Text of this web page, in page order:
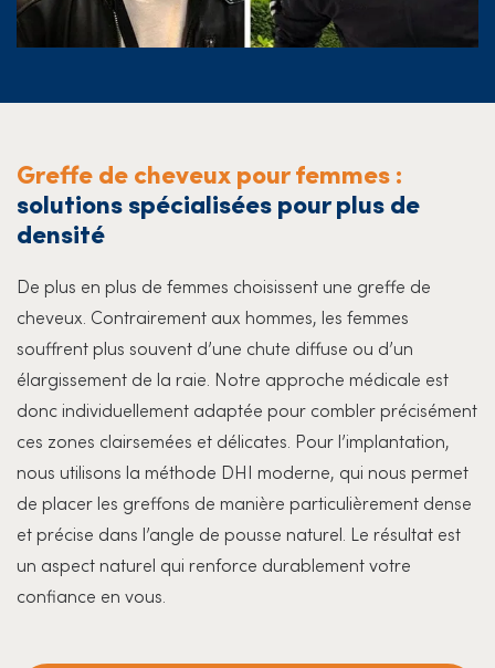
Greffe de cheveux pour femmes :
solutions spécialisées pour plus de
densité
De plus en plus de femmes choisissent une greffe de
cheveux. Contrairement aux hommes, les femmes
souffrent plus souvent d’une chute diffuse ou d’un
élargissement de la raie. Notre approche médicale est
donc individuellement adaptée pour combler précisément
ces zones clairsemées et délicates. Pour l’implantation,
nous utilisons la méthode DHI moderne, qui nous permet
de placer les greffons de manière particulièrement dense
et précise dans l’angle de pousse naturel. Le résultat est
un aspect naturel qui renforce durablement votre
confiance en vous.